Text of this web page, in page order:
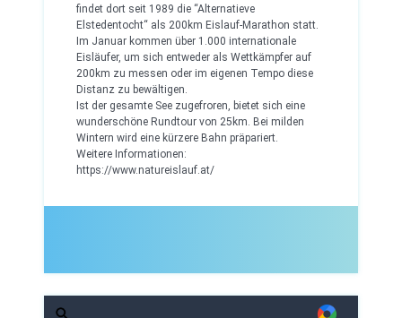
findet dort seit 1989 die “Alternatieve
Elstedentocht“ als 200km Eislauf-Marathon statt.
Im Januar kommen über 1.000 internationale
Eisläufer, um sich entweder als Wettkämpfer auf
200km zu messen oder im eigenen Tempo diese
Distanz zu bewältigen.
Ist der gesamte See zugefroren, bietet sich eine
wunderschöne Rundtour von 25km. Bei milden
Wintern wird eine kürzere Bahn präpariert.
Weitere Informationen:
https://www.natureislauf.at/